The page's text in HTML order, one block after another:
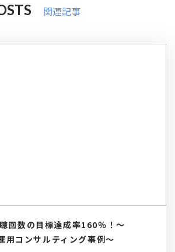
関連記事
回数の目標達成率160％！～
コンサルティング事例～